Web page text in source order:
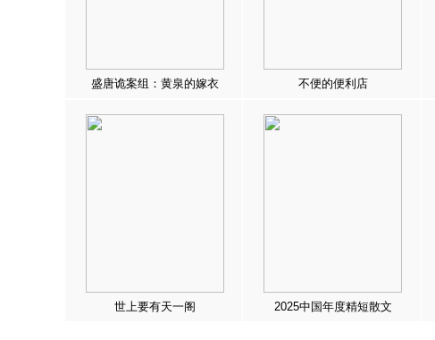
盛唐诡案组：黄泉的嫁衣 不便的便利店
世上要有天一阁 2025中国年度精短散文